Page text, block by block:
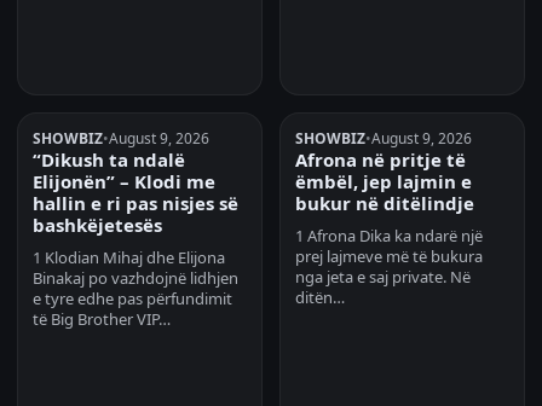
SHOWBIZ•August 9, 2026
“Dikush ta ndalë
Elijonën” – Klodi me
hallin e ri pas nisjes së
bashkëjetesës
1 Klodian Mihaj dhe Elijona
Binakaj po vazhdojnë lidhjen
e tyre edhe pas përfundimit
të Big Brother VIP…
SHOWBIZ•August 9, 2026
Afrona në pritje të
ëmbël, jep lajmin e
bukur në ditëlindje
1 Afrona Dika ka ndarë një
prej lajmeve më të bukura
nga jeta e saj private. Në
ditën…